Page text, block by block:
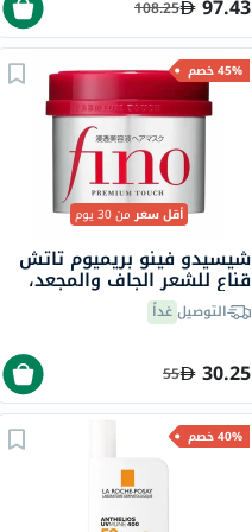
97.43
108.25
45% خصم
أقل سعرمن 30 يوم
شيسيدو فينو بريميوم تاتش
قناع للشعر الجاف والمجعد،
230 جرامالتوصيلغداً
30.25
55
40% خصم